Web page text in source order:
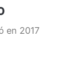
en 2017